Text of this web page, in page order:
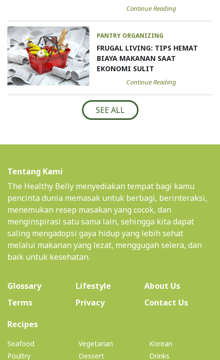
Continue Reading
PANTRY ORGANIZING
FRUGAL LIVING: TIPS HEMAT
BIAYA MAKANAN SAAT
EKONOMI SULIT
Continue Reading
SEE ALL
Tentang Kami
The Healthy Belly menyediakan tempat bagi kamu
pencinta dunia memasak untuk berbagi, berinteraksi,
menemukan resep masakan yang cocok, dan
menginspirasi satu sama lain, sehingga kita dapat
saling mengadopsi gaya hidup yang lebih sehat
melalui makanan yang lezat, menggugah selera, dan
baik untuk kesehatan.
Glossary Lifestyle About Us(current)
Terms
Privacy
Contact Us
Recipes(current)
Seafood
Poultry
Vegetarian
Dessert
Korean
Drinks